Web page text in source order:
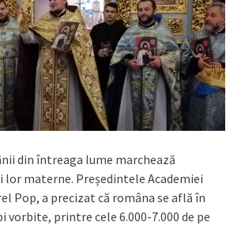
din întreaga lume marchează
materne. Președintele Academiei
Pop, a precizat că româna se află în
vorbite, printre cele 6.000-7.000 de pe